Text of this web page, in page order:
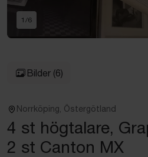
1 /6
Bilder (6)
Norrköping, Östergötland
4 st högtalare,
2 st Canton MX